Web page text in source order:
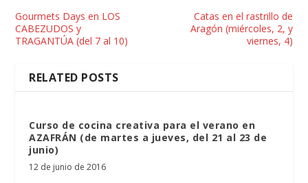
Gourmets Days en LOS
CABEZUDOS y
TRAGANTÚA (del 7 al 10)
Catas en el rastrillo de
Aragón (miércoles, 2, y
viernes, 4)
RELATED POSTS
Curso de cocina creativa para el verano en
AZAFRÁN (de martes a jueves, del 21 al 23 de
junio)
12 de junio de 2016